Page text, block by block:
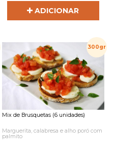
ADICIONAR
300gr
Mix de Brusquetas (6 unidades)
Marguerita, calabresa e alho poró com
palmito